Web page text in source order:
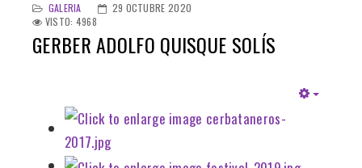
GALERIA
29 OCTUBRE 2020
VISTO: 4968
GERBER ADOLFO QUISQUE SOLÍS